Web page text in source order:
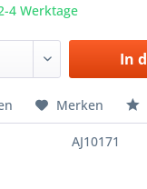
4 Werktage
In
Merken
AJ10171